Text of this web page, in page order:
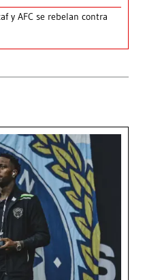
y AFC se rebelan contra